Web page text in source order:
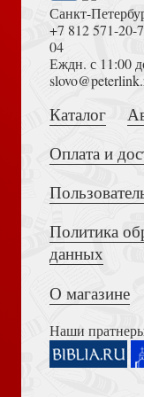
Еловые лапы:
Светлого
Петрова З.
Достоевский
Толкование на
Санкт-
+7 812 571-20-
04
Еждн. с 11:00
Каталог
Оплата и
Политика
данных
О магазине
Наши